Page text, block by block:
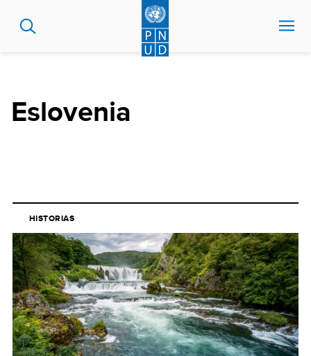
contenido
Eslovenia
HISTORIAS